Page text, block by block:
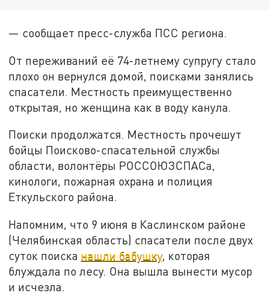
— сообщает пресс-служба ПСС региона.
От переживаний её 74-летнему супругу стало
плохо он вернулся домой, поисками занялись
спасатели. Местность преимущественно
открытая, но женщина как в воду канула.
Поиски продолжатся. Местность прочешут
бойцы Поисково-спасательной службы
области, волонтёры РОССОЮЗСПАСа,
кинологи, пожарная охрана и полиция
Еткульского района.
Напомним, что 9 июня в Каслинском районе
(Челябинская область) спасатели после двух
суток поиска нашли бабушку, которая
блуждала по лесу. Она вышла вынести мусор
и исчезла.